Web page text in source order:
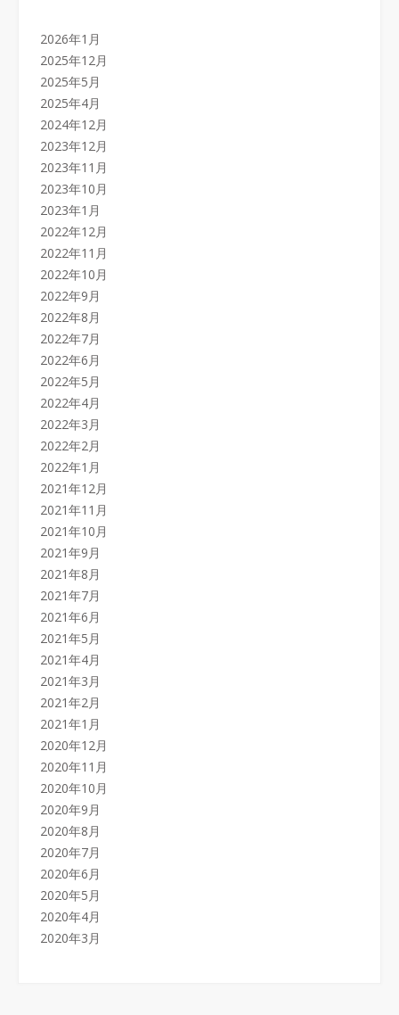
2026年1月
2025年12月
2025年5月
2025年4月
2024年12月
2023年12月
2023年11月
2023年10月
2023年1月
2022年12月
2022年11月
2022年10月
2022年9月
2022年8月
2022年7月
2022年6月
2022年5月
2022年4月
2022年3月
2022年2月
2022年1月
2021年12月
2021年11月
2021年10月
2021年9月
2021年8月
2021年7月
2021年6月
2021年5月
2021年4月
2021年3月
2021年2月
2021年1月
2020年12月
2020年11月
2020年10月
2020年9月
2020年8月
2020年7月
2020年6月
2020年5月
2020年4月
2020年3月